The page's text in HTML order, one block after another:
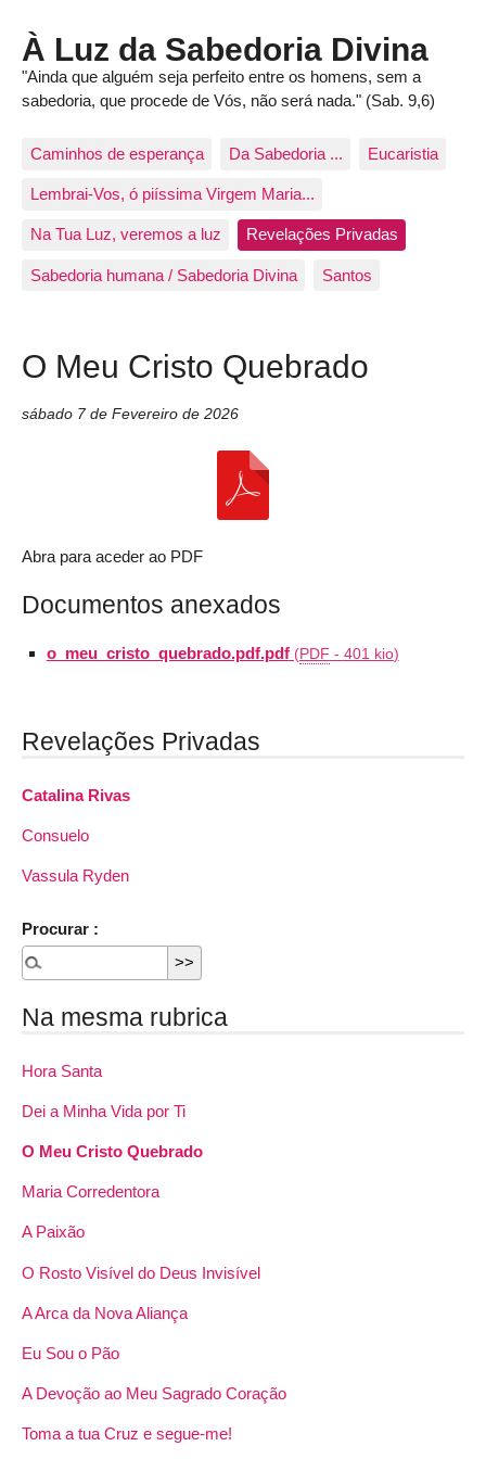
À Luz da Sabedoria Divina
"Ainda que alguém seja perfeito entre os homens, sem a
sabedoria, que procede de Vós, não será nada." (Sab. 9,6)
Caminhos de esperança Da Sabedoria ... Eucaristia
Lembrai-Vos, ó piíssima Virgem Maria...
Na Tua Luz, veremos a luz Revelações Privadas
Sabedoria humana / Sabedoria Divina Santos
O Meu Cristo Quebrado
sábado 7 de Fevereiro de 2026
Abra para aceder ao PDF
Documentos anexados
o_meu_cristo_quebrado.pdf.pdf (PDF - 401 kio)
Revelações Privadas
Catalina Rivas
Consuelo
Vassula Ryden
Procurar :
Na mesma rubrica
Hora Santa
Dei a Minha Vida por Ti
O Meu Cristo Quebrado
Maria Corredentora
A Paixão
O Rosto Visível do Deus Invisível
A Arca da Nova Aliança
Eu Sou o Pão
A Devoção ao Meu Sagrado Coração
Toma a tua Cruz e segue-me!